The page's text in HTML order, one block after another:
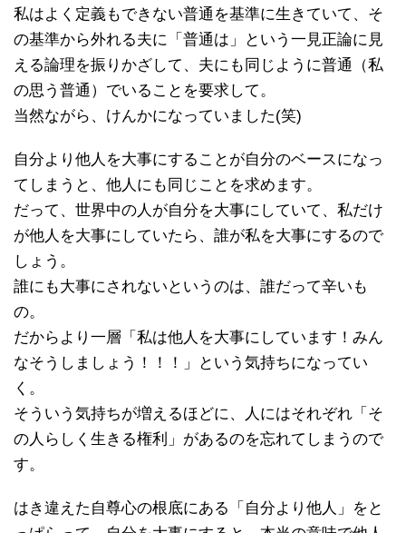
私はよく定義もできない普通を基準に生きていて、そ
の基準から外れる夫に「普通は」という一見正論に見
える論理を振りかざして、夫にも同じように普通（私
の思う普通）でいることを要求して。
当然ながら、けんかになっていました(笑)
自分より他人を大事にすることが自分のベースになっ
てしまうと、他人にも同じことを求めます。
だって、世界中の人が自分を大事にしていて、私だけ
が他人を大事にしていたら、誰が私を大事にするので
しょう。
誰にも大事にされないというのは、誰だって辛いも
の。
だからより一層「私は他人を大事にしています！みん
なそうしましょう！！！」という気持ちになってい
く。
そういう気持ちが増えるほどに、人にはそれぞれ「そ
の人らしく生きる権利」があるのを忘れてしまうので
す。
はき違えた自尊心の根底にある「自分より他人」をと